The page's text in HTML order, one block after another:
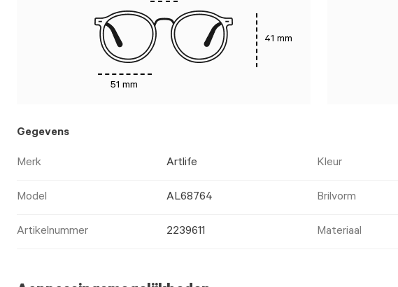
51 mm
41 mm
Gegevens
Merk Artlife Kleur
Model AL68764 Brilvorm
Artikelnummer 2239611 Materiaal